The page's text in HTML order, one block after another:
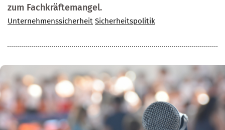
zum Fachkräftemangel.
Unternehmenssicherheit Sicherheitspolitik